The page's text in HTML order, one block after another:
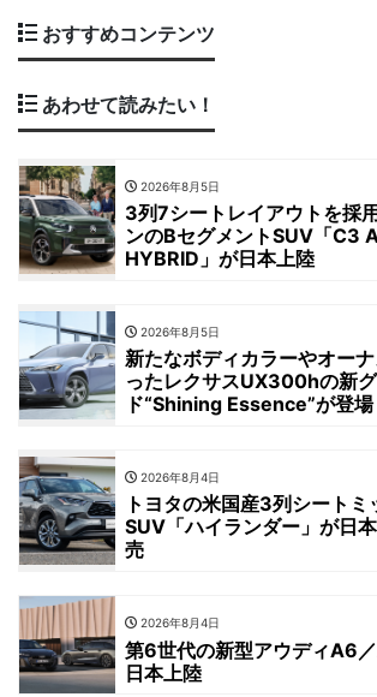
おすすめコンテンツ
あわせて読みたい！
2026年8月5日
3列7シートレイアウトを採
ンのBセグメントSUV「C3
HYBRID」が日本上陸
2026年8月5日
新たなボディカラーやオー
ったレクサスUX300hの新
ド“Shining Essence”が登場
2026年8月4日
トヨタの米国産3列シートミ
SUV「ハイランダー」が日
売
2026年8月4日
第6世代の新型アウディA6
日本上陸